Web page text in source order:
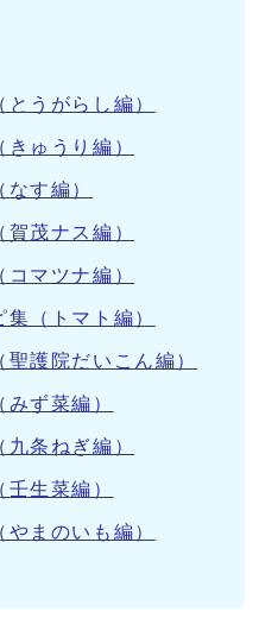
うがらし編）
ゅうり編）
す編）
茂ナス編）
マツナ編）
（トマト編）
護院だいこん編）
ず菜編）
条ねぎ編）
生菜編）
まのいも編）